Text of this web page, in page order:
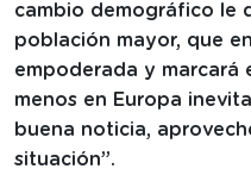
cambio demográfico le
población mayor, que
empoderada y marcará
menos en Europa
buena noticia,
situación”.